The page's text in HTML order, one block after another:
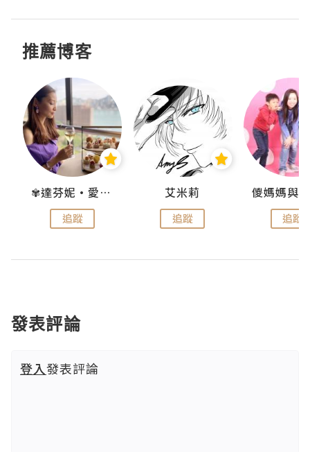
推薦博客
✾達芬妮•愛孩子•愛生活✾
追蹤
艾米莉
追蹤 追蹤
發表評論
登入發表評論